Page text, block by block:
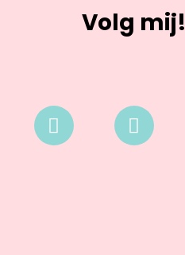
Volg mij!